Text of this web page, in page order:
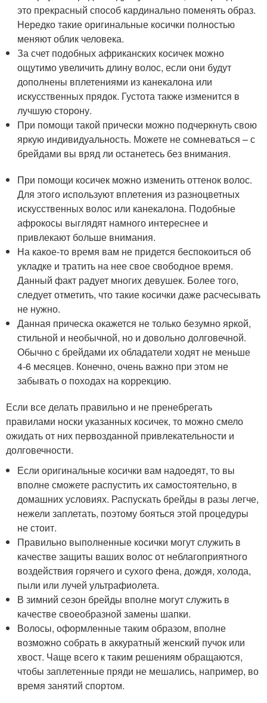
это прекрасный способ кардинально поменять образ.
Нередко такие оригинальные косички полностью
меняют облик человека.
За счет подобных африканских косичек можно
ощутимо увеличить длину волос, если они будут
дополнены вплетениями из канекалона или
искусственных прядок. Густота также изменится в
лучшую сторону.
При помощи такой прически можно подчеркнуть свою
яркую индивидуальность. Можете не сомневаться – с
брейдами вы вряд ли останетесь без внимания.
При помощи косичек можно изменить оттенок волос.
Для этого используют вплетения из разноцветных
искусственных волос или канекалона. Подобные
афрокосы выглядят намного интереснее и
привлекают больше внимания.
На какое-то время вам не придется беспокоиться об
укладке и тратить на нее свое свободное время.
Данный факт радует многих девушек. Более того,
следует отметить, что такие косички даже расчесывать
не нужно.
Данная прическа окажется не только безумно яркой,
стильной и необычной, но и довольно долговечной.
Обычно с брейдами их обладатели ходят не меньше
4-6 месяцев. Конечно, очень важно при этом не
забывать о походах на коррекцию.
Если все делать правильно и не пренебрегать
правилами носки указанных косичек, то можно смело
ожидать от них первозданной привлекательности и
долговечности.
Если оригинальные косички вам надоедят, то вы
вполне сможете распустить их самостоятельно, в
домашних условиях. Распускать брейды в разы легче,
нежели заплетать, поэтому бояться этой процедуры
не стоит.
Правильно выполненные косички могут служить в
качестве защиты ваших волос от неблагоприятного
воздействия горячего и сухого фена, дождя, холода,
пыли или лучей ультрафиолета.
В зимний сезон брейды вполне могут служить в
качестве своеобразной замены шапки.
Волосы, оформленные таким образом, вполне
возможно собрать в аккуратный женский пучок или
хвост. Чаще всего к таким решениям обращаются,
чтобы заплетенные пряди не мешались, например, во
время занятий спортом.